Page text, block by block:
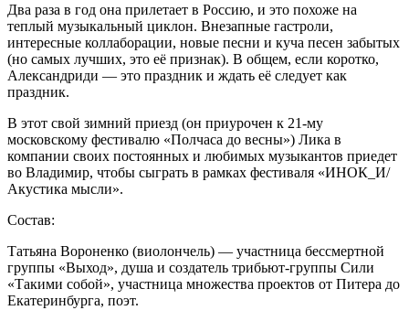
Два раза в год она прилетает в Россию, и это похоже на
теплый музыкальный циклон. Внезапные гастроли,
интересные коллаборации, новые песни и куча песен забытых
(но самых лучших, это её признак). В общем, если коротко,
Александриди — это праздник и ждать её следует как
праздник.
В этот свой зимний приезд (он приурочен к 21-му
московскому фестивалю «Полчаса до весны») Лика в
компании своих постоянных и любимых музыкантов приедет
во Владимир, чтобы сыграть в рамках фестиваля «ИНОК_И/
Акустика мысли».
Состав:
Татьяна Вороненко (виолончель) — участница бессмертной
группы «Выход», душа и создатель трибьют-группы Сили
«Такими собой», участница множества проектов от Питера до
Екатеринбурга, поэт.